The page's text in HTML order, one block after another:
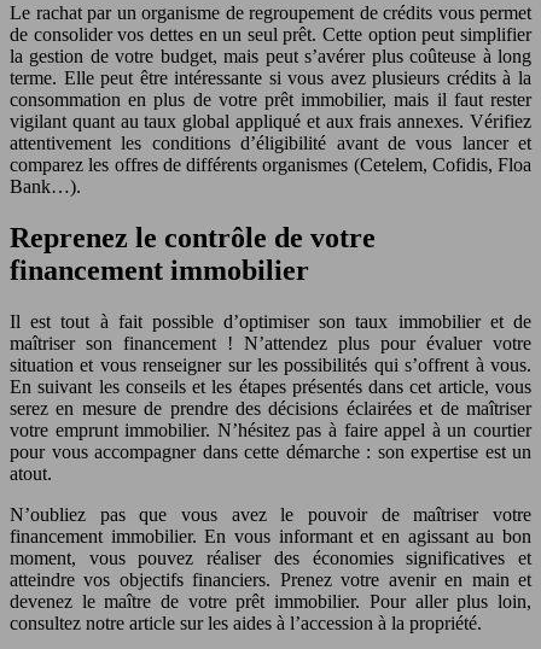
Le rachat par un organisme de regroupement de crédits vous permet
de consolider vos dettes en un seul prêt. Cette option peut simplifier
la gestion de votre budget, mais peut s’avérer plus coûteuse à long
terme. Elle peut être intéressante si vous avez plusieurs crédits à la
consommation en plus de votre prêt immobilier, mais il faut rester
vigilant quant au taux global appliqué et aux frais annexes. Vérifiez
attentivement les conditions d’éligibilité avant de vous lancer et
comparez les offres de différents organismes (Cetelem, Cofidis, Floa
Bank…).
Reprenez le contrôle de votre
financement immobilier
Il est tout à fait possible d’optimiser son taux immobilier et de
maîtriser son financement ! N’attendez plus pour évaluer votre
situation et vous renseigner sur les possibilités qui s’offrent à vous.
En suivant les conseils et les étapes présentés dans cet article, vous
serez en mesure de prendre des décisions éclairées et de maîtriser
votre emprunt immobilier. N’hésitez pas à faire appel à un courtier
pour vous accompagner dans cette démarche : son expertise est un
atout.
N’oubliez pas que vous avez le pouvoir de maîtriser votre
financement immobilier. En vous informant et en agissant au bon
moment, vous pouvez réaliser des économies significatives et
atteindre vos objectifs financiers. Prenez votre avenir en main et
devenez le maître de votre prêt immobilier. Pour aller plus loin,
consultez notre article sur les aides à l’accession à la propriété.